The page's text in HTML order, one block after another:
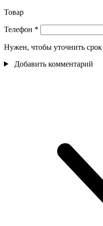
Товар
Телефон *
Нужен, чтобы уточнить срок
Добавить комментарий